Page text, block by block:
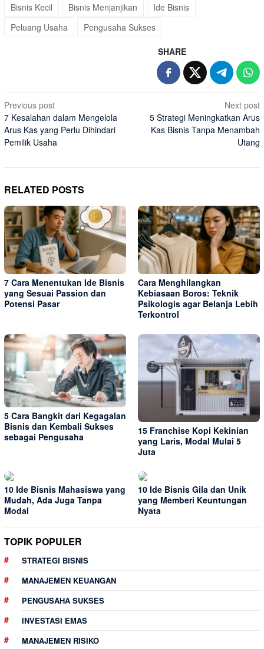
Bisnis Kecil Bisnis Menjanjikan
Ide Bisnis
Peluang Usaha
Pengusaha Sukses
SHARE
Post
navigation
Previous post
7 Kesalahan dalam Mengelola
Arus Kas yang Perlu Dihindari
Pemilik Usaha
Next post
5 Strategi Meningkatkan Arus
Kas Bisnis Tanpa Menambah
Utang
RELATED POSTS
7 Cara Menentukan Ide Bisnis
yang Sesuai Passion dan
Potensi Pasar
Cara Menghilangkan
Kebiasaan Boros: Teknik
Psikologis agar Belanja Lebih
Terkontrol
5 Cara Bangkit dari Kegagalan
Bisnis dan Kembali Sukses
sebagai Pengusaha
15 Franchise Kopi Kekinian
yang Laris, Modal Mulai 5
Juta
10 Ide Bisnis Mahasiswa yang
Mudah, Ada Juga Tanpa
Modal
10 Ide Bisnis Gila dan Unik
yang Memberi Keuntungan
Nyata
TOPIK POPULER
STRATEGI BISNIS
MANAJEMEN KEUANGAN
PENGUSAHA SUKSES
INVESTASI EMAS
MANAJEMEN RISIKO